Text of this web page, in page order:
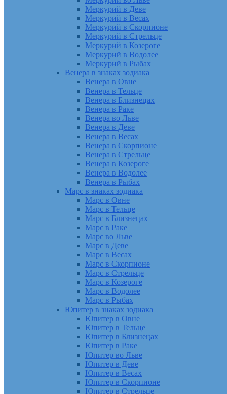
Меркурий в Деве
Меркурий в Весах
Меркурий в Скорпионе
Меркурий в Стрельце
Меркурий в Козероге
Меркурий в Водолее
Меркурий в Рыбах
Венера в знаках зодиака
Венера в Овне
Венера в Тельце
Венера в Близнецах
Венера в Раке
Венера во Льве
Венера в Деве
Венера в Весах
Венера в Скорпионе
Венера в Стрельце
Венера в Козероге
Венера в Водолее
Венера в Рыбах
Марс в знаках зодиака
Марс в Овне
Марс в Тельце
Марс в Близнецах
Марс в Раке
Марс во Льве
Марс в Деве
Марс в Весах
Марс в Скорпионе
Марс в Стрельце
Марс в Козероге
Марс в Водолее
Марс в Рыбах
Юпитер в знаках зодиака
Юпитер в Овне
Юпитер в Тельце
Юпитер в Близнецах
Юпитер в Раке
Юпитер во Льве
Юпитер в Деве
Юпитер в Весах
Юпитер в Скорпионе
Юпитер в Стрельце